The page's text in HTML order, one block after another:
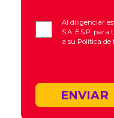
Al diligenciar
S.A. E.S.P.
a su Política de
ENVIAR